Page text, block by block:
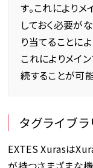
す。これにより
しておく必要が
り当てることに
これによりメイ
続することが可能
タグライブラ
EXTES Xurasは